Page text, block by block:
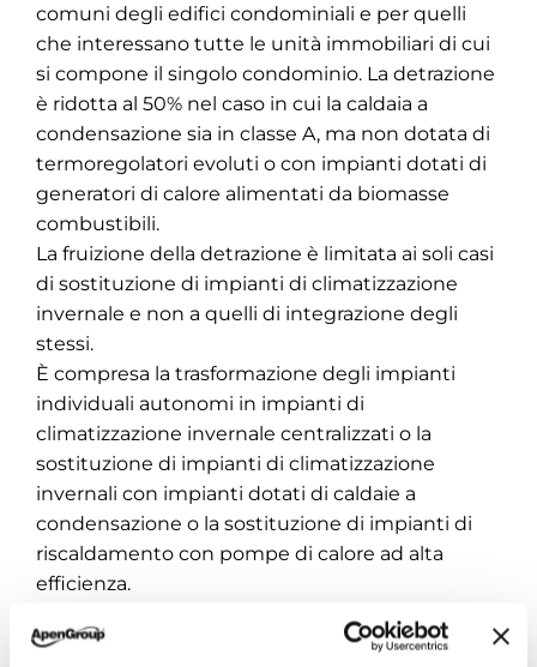
comuni degli edifici condominiali e per quelli
che interessano tutte le unità immobiliari di cui
si compone il singolo condominio. La detrazione
è ridotta al 50% nel caso in cui la caldaia a
condensazione sia in classe A, ma non dotata di
termoregolatori evoluti o con impianti dotati di
generatori di calore alimentati da biomasse
combustibili.
La fruizione della detrazione è limitata ai soli casi
di sostituzione di impianti di climatizzazione
invernale e non a quelli di integrazione degli
stessi.
È compresa la trasformazione degli impianti
individuali autonomi in impianti di
climatizzazione invernale centralizzati o la
sostituzione di impianti di climatizzazione
invernali con impianti dotati di caldaie a
condensazione o la sostituzione di impianti di
riscaldamento con pompe di calore ad alta
efficienza.
Se sono stati realizzati più interventi di risparmio